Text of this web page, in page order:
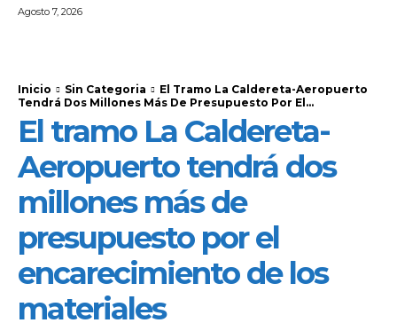
Agosto 7, 2026